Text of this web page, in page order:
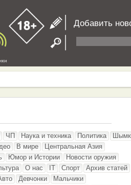
Добавить
ЧП Наука и техника Политика
В мире
Центральная Азия
Юмор и Истории
Новости оружия
О нас IT Спорт
Архив статей
Девчонки
Мальчики